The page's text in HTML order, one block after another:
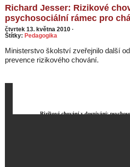
Richard Jesser: Rizikové
psychosociální rámec pro
čtvrtek 13. května 2010 ·
Štítky: Pedagogika
Ministerstvo školství zveřejnilo další
prevence rizikového chování.